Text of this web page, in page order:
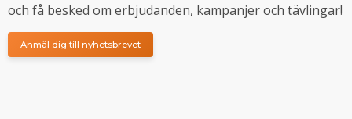
och få besked om erbjudanden, kampanjer och tävlingar!
Anmäl dig till nyhetsbrevet